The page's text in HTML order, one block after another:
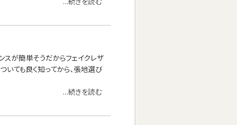
スが簡単そうだからフェイクレザ
いても良く知ってから、張地選び
...続きを読む